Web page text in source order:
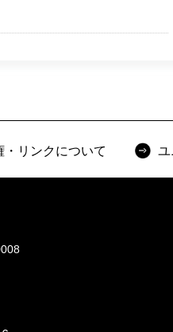
・リンクについて ユ